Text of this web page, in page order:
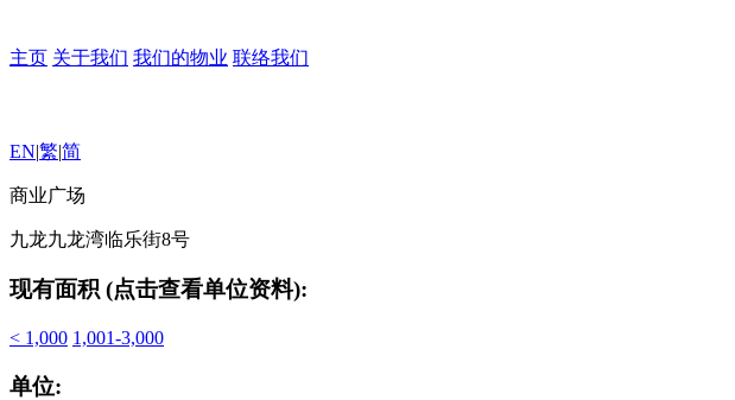
主页 关于我们 我们的物业 联络我们
EN|繁|简
商业广场
九龙九龙湾临乐街8号
现有面积 (点击查看单位资料):
< 1,000 1,001-3,000
单位: